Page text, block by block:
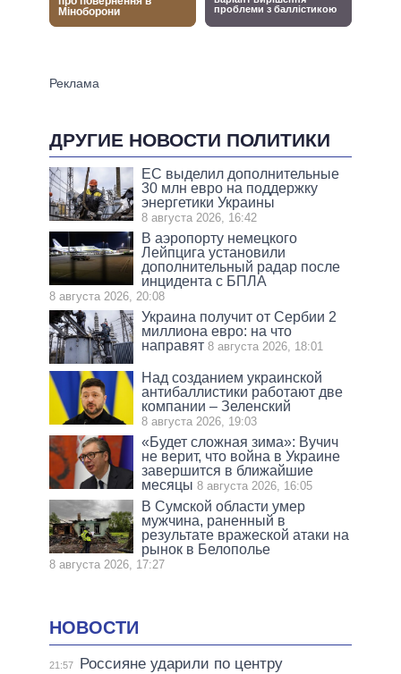
ДРУГИЕ НОВОСТИ ПОЛИТИКИ
ЕС выделил дополнительные
30 млн евро на поддержку
энергетики Украины
8 августа 2026, 16:42
В аэропорту немецкого
Лейпцига установили
дополнительный радар после
инцидента с БПЛА
8 августа 2026, 20:08
Украина получит от Сербии 2
миллиона евро: на что
направят 8 августа 2026, 18:01
Над созданием украинской
антибаллистики работают две
компании – Зеленский
8 августа 2026, 19:03
«Будет сложная зима»: Вучич
не верит, что война в Украине
завершится в ближайшие
месяцы 8 августа 2026, 16:05
В Сумской области умер
мужчина, раненный в
результате вражеской атаки на
рынок в Белополье
8 августа 2026, 17:27
НОВОСТИ
21:57
Россияне ударили по центру